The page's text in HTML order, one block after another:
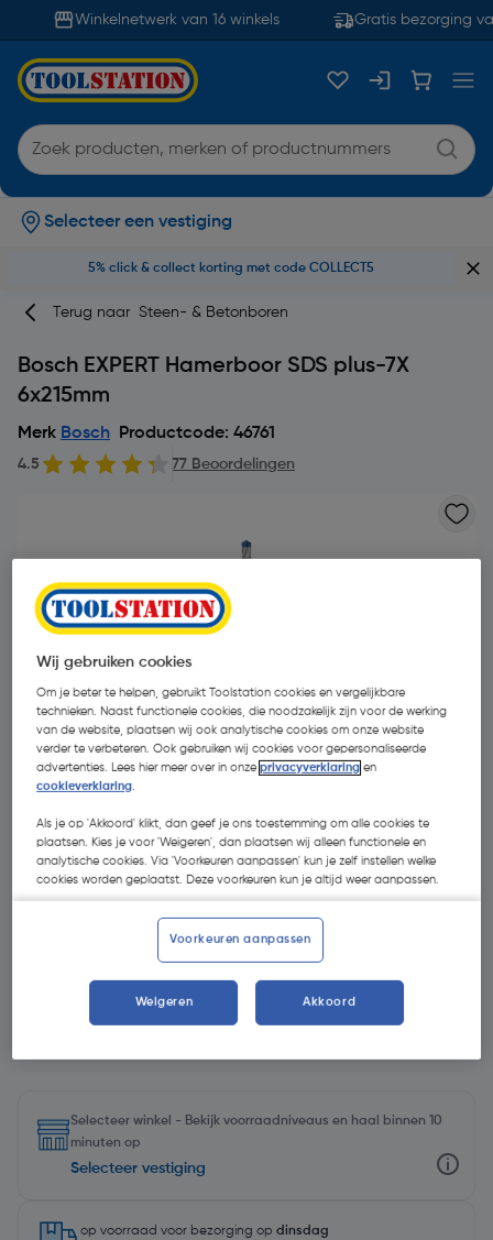
Winkelnetwerk van 16 winkels Gratis bezorging
Selecteer een vestiging
5% click & collect korting met code COLLECT5
Terug naar Steen- & Betonboren
Bosch EXPERT Hamerboor SDS plus-7X
6x215mm
Merk Bosch Productcode: 46761
4.5 77 Beoordelingen
- 47 %
€ 13,38
€ 7,09
Kies productvariant
Selecteer winkel - Bekijk voorraadniveaus en haal binnen 10
minuten op
Selecteer vestiging
op voorraad voor bezorging op dinsdag
Wij gebruiken cookies
Om je beter te helpen, gebruikt Toolstation cookies en vergelijkbare
technieken. Naast functionele cookies, die noodzakelijk zijn voor de werking
van de website, plaatsen wij ook analytische cookies om onze website
verder te verbeteren. Ook gebruiken wij cookies voor gepersonaliseerde
advertenties. Lees hier meer over in onzeprivacyverklaring en
cookieverklaring.
Als je op 'Akkoord' klikt, dan geef je ons toestemming om alle cookies te
plaatsen. Kies je voor 'Weigeren', dan plaatsen wij alleen functionele en
analytische cookies. Via 'Voorkeuren aanpassen' kun je zelf instellen welke
cookies worden geplaatst. Deze voorkeuren kun je altijd weer aanpassen.
Voorkeuren aanpassen
Weigeren Akkoord